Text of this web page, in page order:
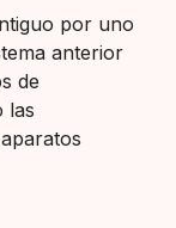
por uno
anterior
de
las